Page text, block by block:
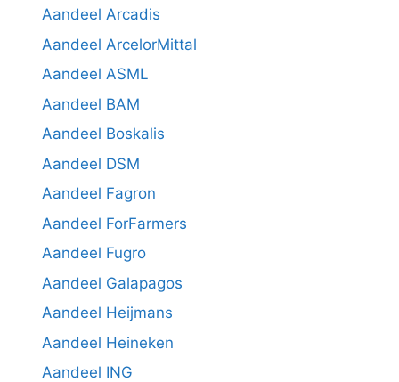
Aandeel Arcadis
Aandeel ArcelorMittal
Aandeel ASML
Aandeel BAM
Aandeel Boskalis
Aandeel DSM
Aandeel Fagron
Aandeel ForFarmers
Aandeel Fugro
Aandeel Galapagos
Aandeel Heijmans
Aandeel Heineken
Aandeel ING